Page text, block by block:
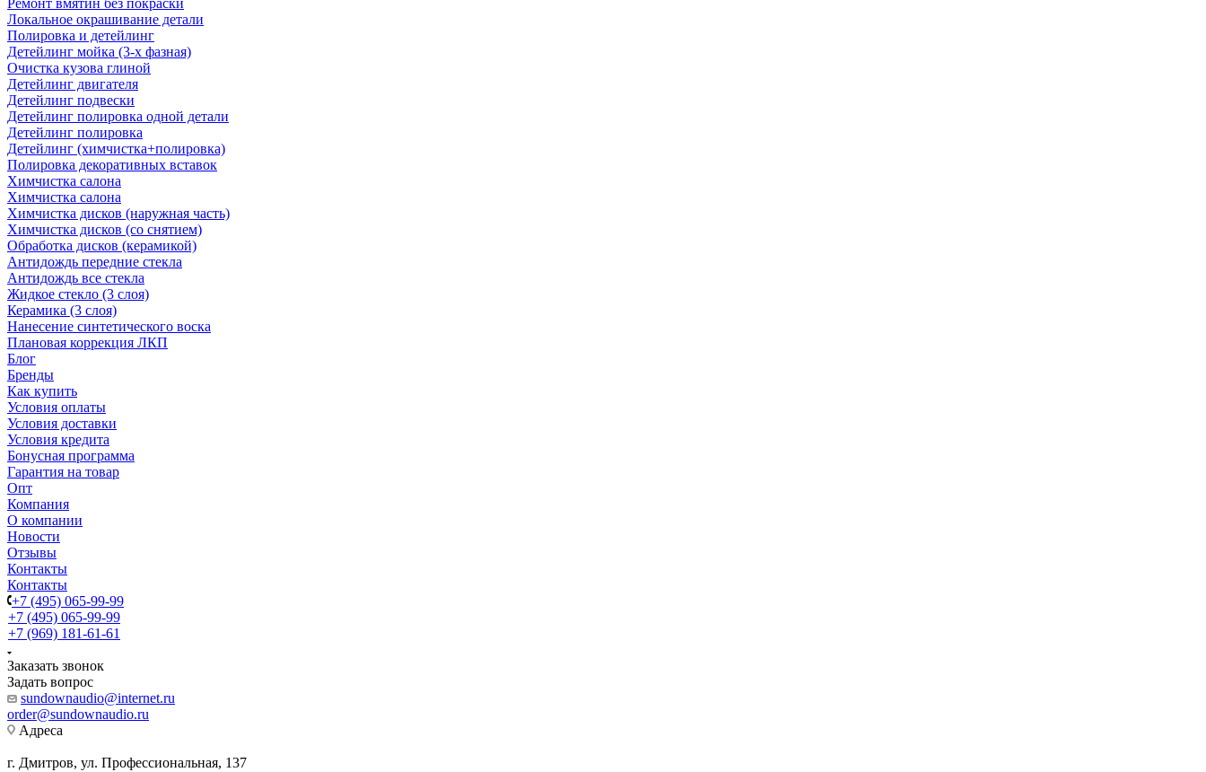
Ремонт вмятин без покраски
Локальное окрашивание детали
Полировка и детейлинг
Детейлинг мойка (3-х фазная)
Очистка кузова глиной
Детейлинг двигателя
Детейлинг подвески
Детейлинг полировка одной детали
Детейлинг полировка
Детейлинг (химчистка+полировка)
Полировка декоративных вставок
Химчистка салона
Химчистка салона
Химчистка дисков (наружная часть)
Химчистка дисков (со снятием)
Обработка дисков (керамикой)
Антидождь передние стекла
Антидождь все стекла
Жидкое стекло (3 слоя)
Керамика (3 слоя)
Нанесение синтетического воска
Плановая коррекция ЛКП
Блог
Бренды
Как купить
Условия оплаты
Условия доставки
Условия кредита
Бонусная программа
Гарантия на товар
Опт
Компания
О компании
Новости
Отзывы
Контакты
Контакты
+7 (495) 065-99-99
+7 (495) 065-99-99
+7 (969) 181-61-61
Заказать звонок
Задать вопрос
sundownaudio@internet.ru
order@sundownaudio.ru
Адреса
г. Дмитров, ул. Профессиональная, 137